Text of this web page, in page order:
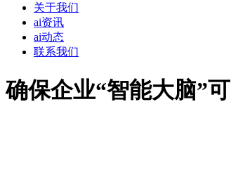
关于我们
ai资讯
ai动态
联系我们
确保企业“智能大脑”可